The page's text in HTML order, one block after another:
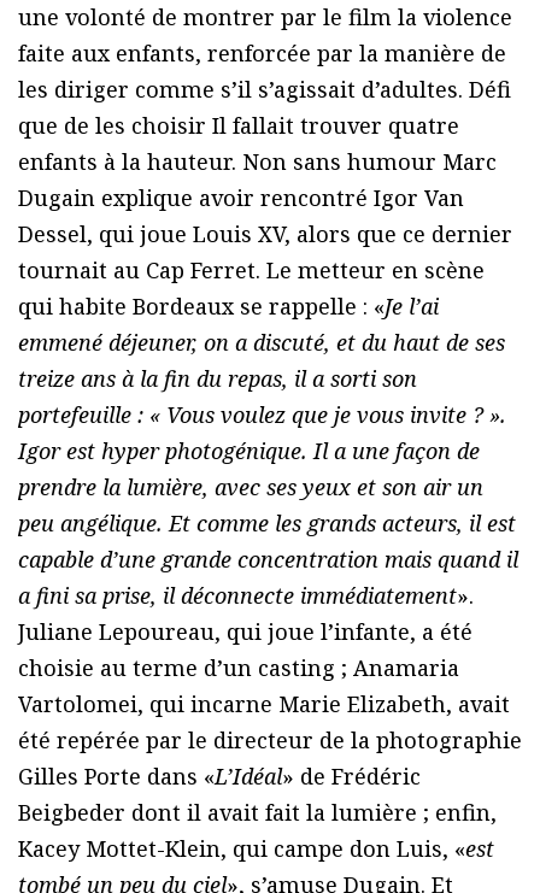
une volonté de montrer par le film la violence
faite aux enfants, renforcée par la manière de
les diriger comme s’il s’agissait d’adultes. Défi
que de les choisir Il fallait trouver quatre
enfants à la hauteur. Non sans humour Marc
Dugain explique avoir rencontré Igor Van
Dessel, qui joue Louis XV, alors que ce dernier
tournait au Cap Ferret. Le metteur en scène
qui habite Bordeaux se rappelle : «Je l’ai
emmené déjeuner, on a discuté, et du haut de ses
treize ans à la fin du repas, il a sorti son
portefeuille : « Vous voulez que je vous invite ? ».
Igor est hyper photogénique. Il a une façon de
prendre la lumière, avec ses yeux et son air un
peu angélique. Et comme les grands acteurs, il est
capable d’une grande concentration mais quand il
a fini sa prise, il déconnecte immédiatement».
Juliane Lepoureau, qui joue l’infante, a été
choisie au terme d’un casting ; Anamaria
Vartolomei, qui incarne Marie Elizabeth, avait
été repérée par le directeur de la photographie
Gilles Porte dans «L’Idéal» de Frédéric
Beigbeder dont il avait fait la lumière ; enfin,
Kacey Mottet-Klein, qui campe don Luis, «est
tombé un peu du ciel», s’amuse Dugain. Et